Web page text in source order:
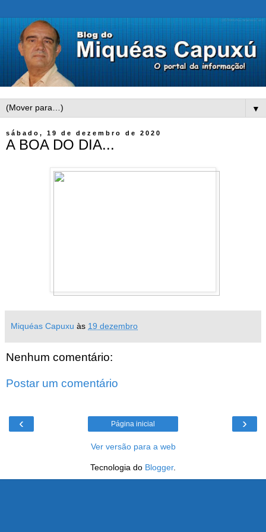
▼
sábado, 19 de dezembro de 2020
A BOA DO DIA...
Miquéas Capuxu às 19 dezembro
Nenhum comentário:
Postar um comentário
‹ ›
Página inicial
Ver versão para a web
Tecnologia do Blogger.